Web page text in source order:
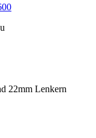
22mm Lenkern